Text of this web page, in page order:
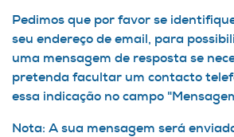
Pedimos que por favor se
seu endereço de email, para
uma mensagem de resposta se
pretenda facultar um contacto
essa indicação no campo
Nota: A sua mensagem será